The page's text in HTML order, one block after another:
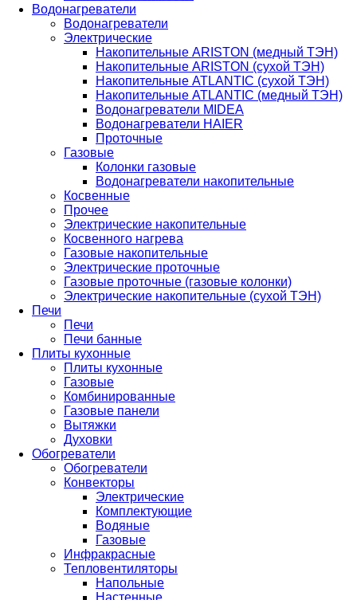
Водонагреватели
Водонагреватели
Электрические
Накопительные ARISTON (медный ТЭН)
Накопительные ARISTON (сухой ТЭН)
Накопительные ATLANTIC (сухой ТЭН)
Накопительные ATLANTIC (медный ТЭН)
Водонагреватели MIDEA
Водонагреватели HAIER
Проточные
Газовые
Колонки газовые
Водонагреватели накопительные
Косвенные
Прочее
Электрические накопительные
Косвенного нагрева
Газовые накопительные
Электрические проточные
Газовые проточные (газовые колонки)
Электрические накопительные (сухой ТЭН)
Печи
Печи
Печи банные
Плиты кухонные
Плиты кухонные
Газовые
Комбинированные
Газовые панели
Вытяжки
Духовки
Обогреватели
Обогреватели
Конвекторы
Электрические
Комплектующие
Водяные
Газовые
Инфракрасные
Тепловентиляторы
Напольные